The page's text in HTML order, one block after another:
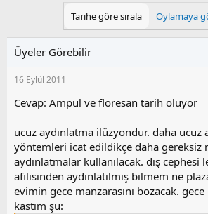
Tarihe göre sırala Oylamaya
Üyeler Görebilir
16 Eylül 2011
Cevap: Ampul ve floresan tarih oluyor
ucuz aydınlatma ilüzyondur. daha ucuz
yöntemleri icat edildikçe daha gereksiz
aydınlatmalar kullanılacak. dış cephesi
afilisinden aydınlatılmış bilmem ne
evimin gece manzarasını bozacak.
kastım şu: